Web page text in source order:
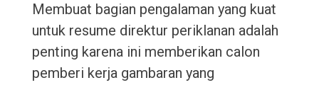
Membuat bagian pengalaman yang kuat
untuk resume direktur periklanan adalah
penting karena ini memberikan calon
pemberi kerja gambaran yang